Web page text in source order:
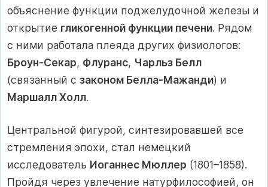
объяснение функции поджелудочной железы и
открытие гликогенной функции печени. Рядом
с ними работала плеяда других физиологов:
Броун-Секар, Флуранс, Чарльз Белл
(связанный с законом Белла-Мажанди) и
Маршалл Холл.
Центральной фигурой, синтезировавшей все
стремления эпохи, стал немецкий
исследователь Иоганнес Мюллер (1801–1858).
Пройдя через увлечение натурфилософией, он